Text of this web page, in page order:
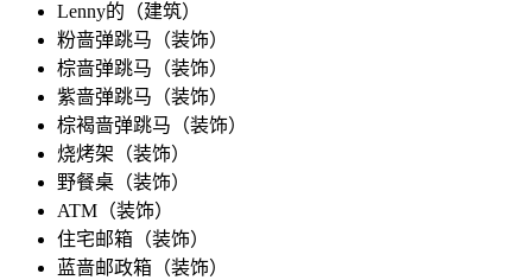
Lenny的（建筑）
粉啬弹跳马（装饰）
棕啬弹跳马（装饰）
紫啬弹跳马（装饰）
棕褐啬弹跳马（装饰）
烧烤架（装饰）
野餐桌（装饰）
ATM（装饰）
住宅邮箱（装饰）
蓝啬邮政箱（装饰）